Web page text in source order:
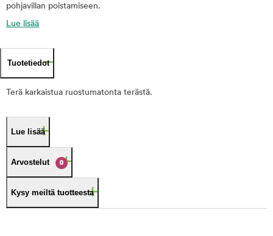
pohjavillan poistamiseen.
Lue lisää
Tuotetiedot
Terä karkaistua ruostumatonta terästä.
Lue lisää
Arvostelut 0
Kysy meiltä tuotteesta